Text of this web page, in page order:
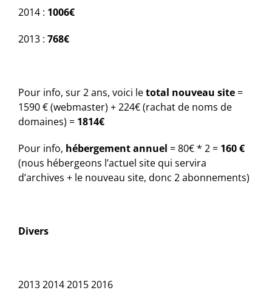
2014 : 1006€
2013 : 768€
Pour info, sur 2 ans, voici letotal nouveau site=
1590 € (webmaster) + 224€ (rachat de noms de
domaines) = 1814€
Pour info, hébergement annuel = 80€ * 2 = 160 €
(nous hébergeons l’actuel site qui servira
d’archives + le nouveau site, donc 2 abonnements)
Divers
2013201420152016